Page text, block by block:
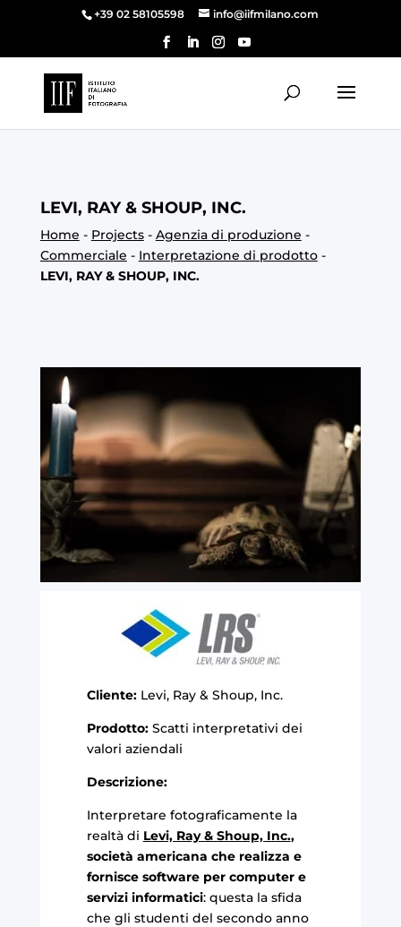
+39 02 58105598 info@iifmilano.com
LEVI, RAY & SHOUP, INC.
Home - Projects- Agenzia di produzione -
Commerciale - Interpretazione di prodotto-
LEVI, RAY & SHOUP, INC.
Cliente: Levi, Ray & Shoup, Inc.
Prodotto: Scatti interpretativi dei
valori aziendali
Descrizione:
Interpretare fotograficamente la
realtà di Levi, Ray & Shoup, Inc.,
società americana che realizza e
fornisce software per computer e
servizi informatici: questa la sfida
che gli studenti del secondo anno